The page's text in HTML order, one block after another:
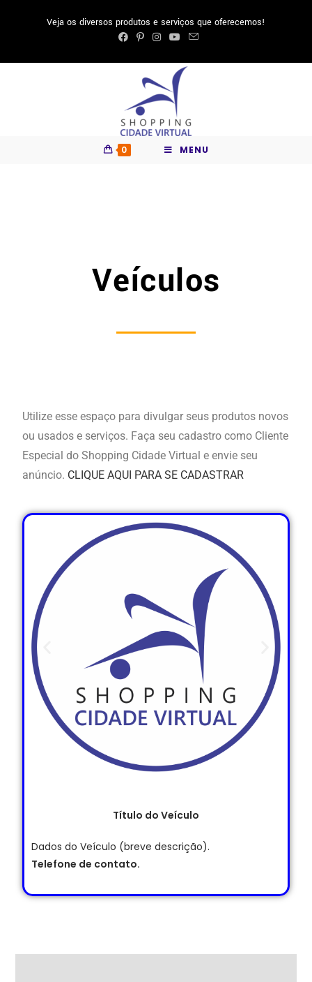
Veja os diversos produtos e serviços que oferecemos!
0 MENU
Veículos
Utilize esse espaço para divulgar seus produtos novos
ou usados e serviços. Faça seu cadastro como Cliente
Especial do Shopping Cidade Virtual e envie seu
anúncio. CLIQUE AQUI PARA SE CADASTRAR
Título do Veículo
Dados do Veículo (breve descrição).
Telefone de contato.